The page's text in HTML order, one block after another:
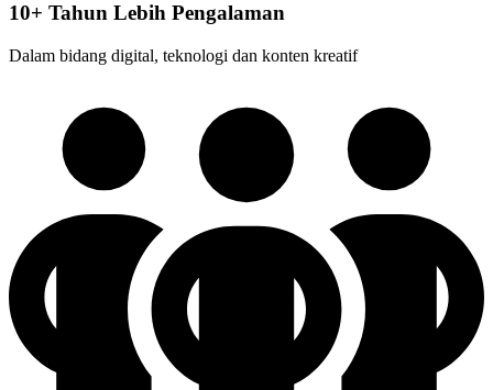
10+ Tahun Lebih Pengalaman
Dalam bidang digital, teknologi dan konten kreatif